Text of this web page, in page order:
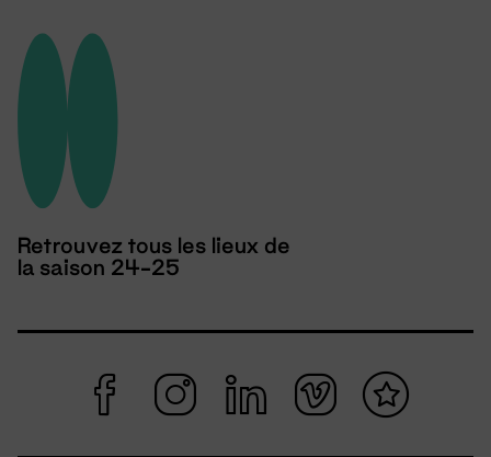
Retrouvez tous les lieux de
la saison 24-25